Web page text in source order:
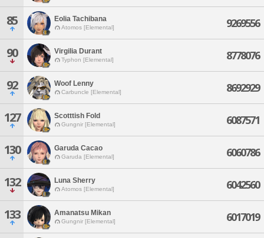
85 Eolia Tachibana
Atomos [Elemental] 9269556
90 Virgilia Durant
Typhon [Elemental] 8778076
92 Woof Lenny
Carbuncle [Elemental] 8692929
127 Scotttish Fold
Gungnir [Elemental] 6087571
130 Garuda Cacao
Garuda [Elemental] 6060786
132 Luna Sherry
Atomos [Elemental] 6042560
133 Amanatsu Mikan
Gungnir [Elemental] 6017019